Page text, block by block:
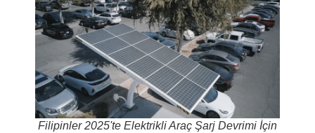
Filipinler 2025'te Elektrikli Araç Şarj Devrimi İçin